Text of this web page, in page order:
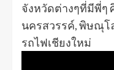
จังหวัดต่างๆที่มีพี่ๆ
นครสวรรค์, พิษณุโ
รถไฟเชียงใหม่